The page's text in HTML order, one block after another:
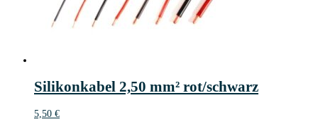
Silikonkabel 2,50 mm² rot/schwarz
5,50 €